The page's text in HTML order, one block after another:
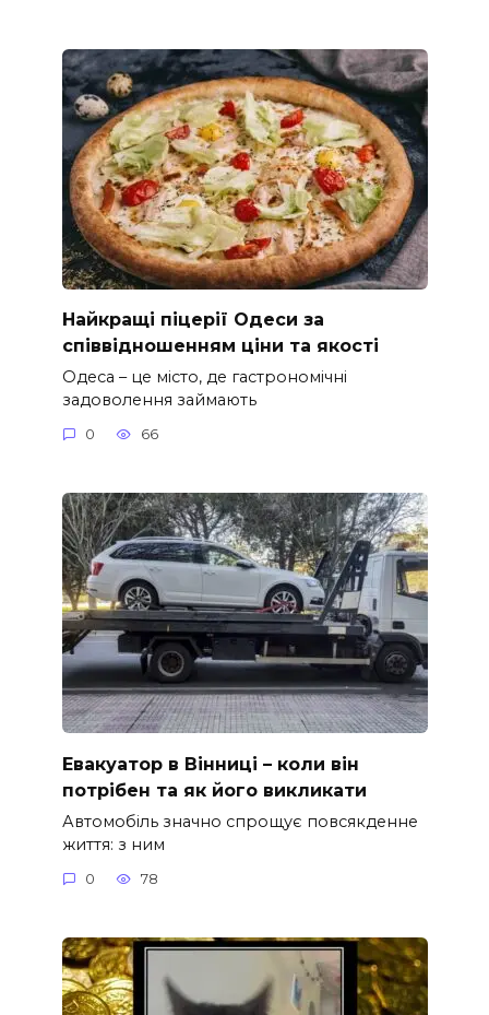
Найкращі піцерії Одеси за
співвідношенням ціни та якості
Одеса – це місто, де гастрономічні
задоволення займають
0 66
Евакуатор в Вінниці – коли він
потрібен та як його викликати
Автомобіль значно спрощує повсякденне
життя: з ним
0 78